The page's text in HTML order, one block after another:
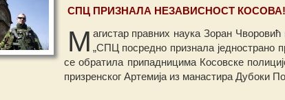
СПЦ ПРИЗНАЛА НЕЗАВИСНОСТ КОСОВА!
М агистар правних наука Зоран
„СПЦ посредно признала једнострано
се обратила припадницима Косовске
призренског Артемија из манастира Дубоки